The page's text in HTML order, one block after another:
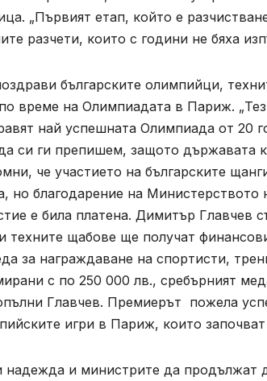
„Първият етап, който е
разчети, които с години не бяха
българските олимпийци,
време на Олимпиадата в Париж.
най успешната Олимпиада от 20
си ги препишем, защото държавата
че участието на българските
но благодарение на
е била платена. Димитър Главчев
техните щабове ще получат
за награждаване на спортисти,
с по 250 000 лв., сребърният
Главчев. Премиерът пожела
игри в Париж, които
надежда и министрите да продължат